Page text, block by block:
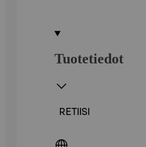
Tuotetiedot
RETIISI